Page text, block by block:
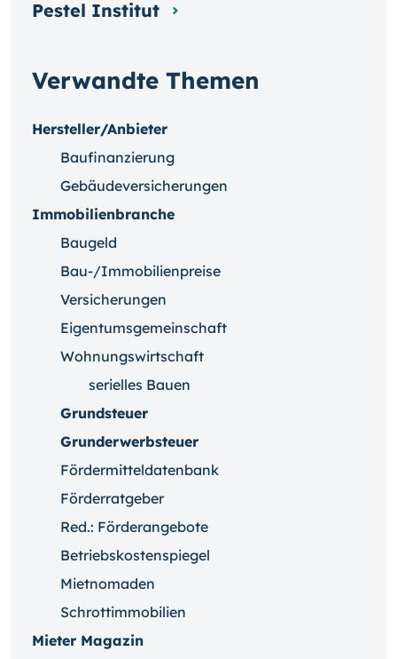
Verwandte Themen
Hersteller/Anbieter
Baufinanzierung
Gebäudeversicherungen
Immobilienbranche
Baugeld
Bau-/Immobilienpreise
Versicherungen
Eigentumsgemeinschaft
Wohnungswirtschaft
serielles Bauen
Grundsteuer
Grunderwerbsteuer
Fördermitteldatenbank
Förderratgeber
Red.: Förderangebote
Betriebskostenspiegel
Mietnomaden
Schrottimmobilien
Mieter Magazin
Pestel Institut